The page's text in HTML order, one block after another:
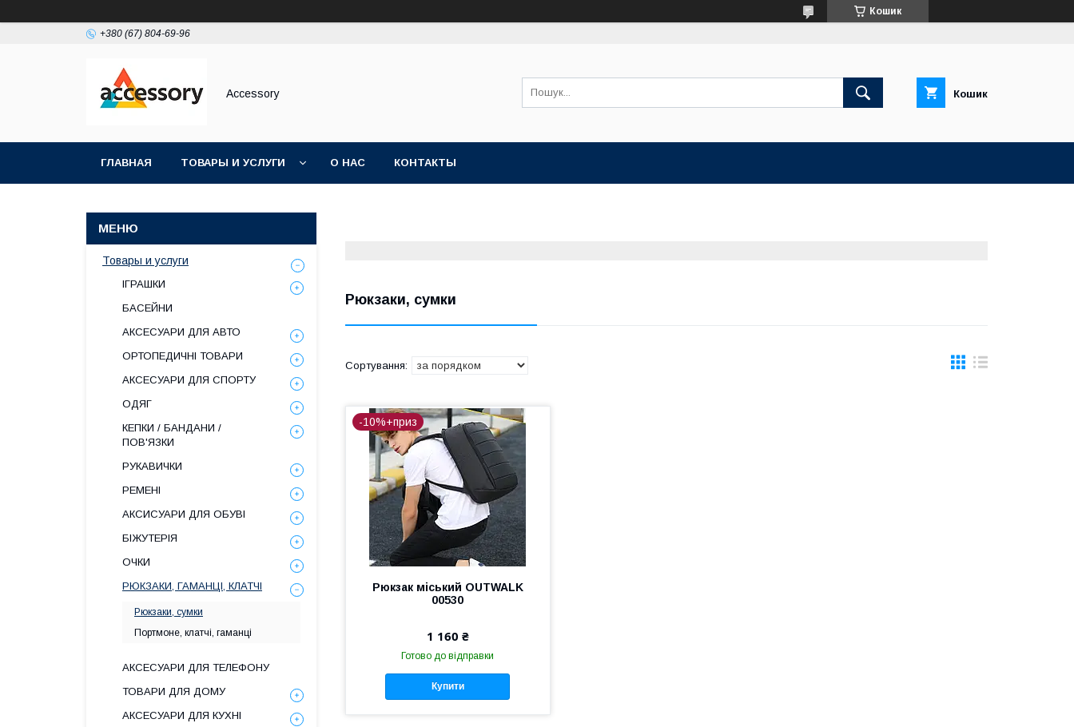
Кошик
+380 (67) 804-69-96
Accessory Кошик
ГЛАВНАЯ ТОВАРЫ И УСЛУГИ О НАС КОНТАКТЫ
Рюкзаки, сумки
-10%+приз
Рюкзак міський OUTWALK
00530
1 160 ₴
Готово до відправки
Купити
Товары и услуги
ІГРАШКИ
БАСЕЙНИ
АКСЕСУАРИ ДЛЯ АВТО
ОРТОПЕДИЧНІ ТОВАРИ
АКСЕСУАРИ ДЛЯ СПОРТУ
ОДЯГ
КЕПКИ / БАНДАНИ /
ПОВ'ЯЗКИ
РУКАВИЧКИ
РЕМЕНІ
АКСИСУАРИ ДЛЯ ОБУВІ
БІЖУТЕРІЯ
ОЧКИ
РЮКЗАКИ, ГАМАНЦІ, КЛАТЧІ
Рюкзаки, сумки
Портмоне, клатчі, гаманці
АКСЕСУАРИ ДЛЯ ТЕЛЕФОНУ
ТОВАРИ ДЛЯ ДОМУ
АКСЕСУАРИ ДЛЯ КУХНІ